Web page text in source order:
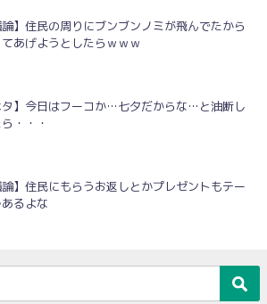
論】住民の周りにブンブンノミが飛んでたから
あげようとしたらｗｗｗ
タ】今日はフーコか…七夕だからな…と油断し
・・・
論】住民にもらうお返しとかプレゼントもテー
るよな